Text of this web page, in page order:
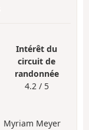
Intérêt du
circuit de
randonnée
4.2 / 5
Myriam Meyer